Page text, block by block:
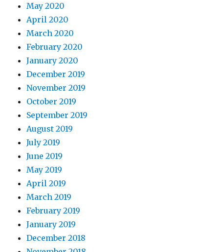
May 2020
April 2020
March 2020
February 2020
January 2020
December 2019
November 2019
October 2019
September 2019
August 2019
July 2019
June 2019
May 2019
April 2019
March 2019
February 2019
January 2019
December 2018